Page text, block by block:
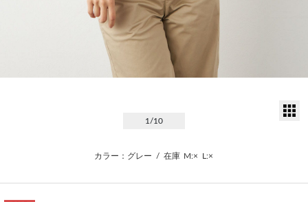
1 /10
カラー：グレー / 在庫 M:× L:×